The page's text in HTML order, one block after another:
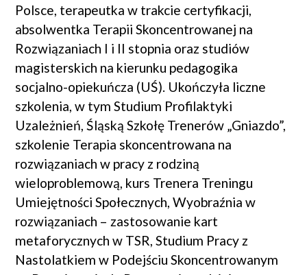
Polsce, terapeutka w trakcie certyfikacji,
absolwentka Terapii Skoncentrowanej na
Rozwiązaniach I i II stopnia oraz studiów
magisterskich na kierunku pedagogika
socjalno-opiekuńcza (UŚ). Ukończyła liczne
szkolenia, w tym Studium Profilaktyki
Uzależnień, Śląską Szkołę Trenerów „Gniazdo”,
szkolenie Terapia skoncentrowana na
rozwiązaniach w pracy z rodziną
wieloproblemową, kurs Trenera Treningu
Umiejętności Społecznych, Wyobraźnia w
rozwiązaniach – zastosowanie kart
metaforycznych w TSR, Studium Pracy z
Nastolatkiem w Podejściu Skoncentrowanym